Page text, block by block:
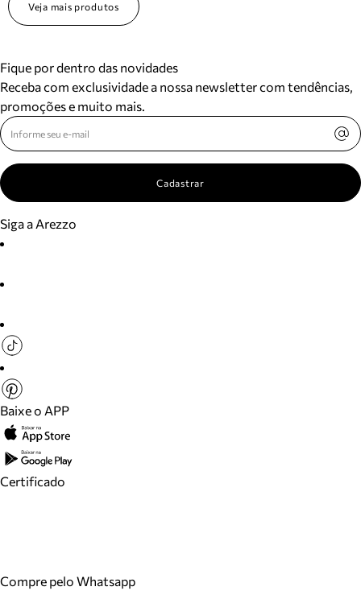
Veja mais produtos
Fique por dentro das novidades
Receba com exclusividade a nossa newsletter com tendências,
promoções e muito mais.
Cadastrar
Siga a Arezzo
Baixe o APP
Certificado
Compre pelo Whatsapp